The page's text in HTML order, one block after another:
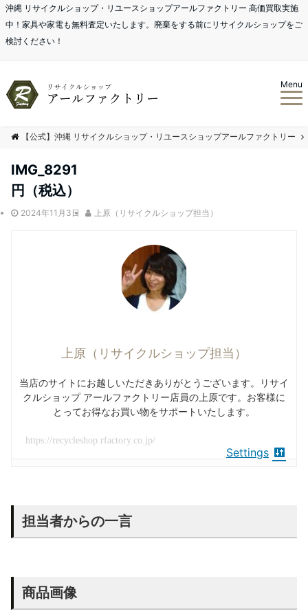
沖縄 リサイクルショップ・リユースショップアールファクトリー 高価買取実施
中！家具や家電も無料査定いたします。廃棄をする前にリサイクルショップをご
検討ください！
Menu
【公式】沖縄 リサイクルショップ・リユースショップアールファクトリー
IMG_8291
円（税込）
2024年11月3日 上原（リサイクルショップ担当）
上原（リサイクルショップ担当）
当店のサイトにお越しいただきありがとうございます。リサイ
クルショップ アールファクトリー店員の上原です。お客様に
とってお得なお買い物をサポートいたします。
https://recycleshop.rfactory.co.jp/
Settings
担当者からの一言
商品画像